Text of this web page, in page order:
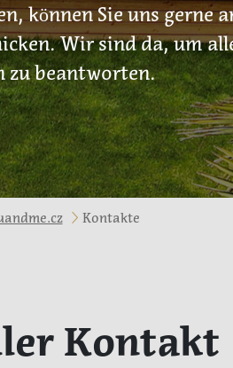
können Sie uns gerne
Wir sind da, um
zu beantworten.
Kontakte
Kontakt